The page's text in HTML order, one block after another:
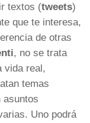
textos (tweets)
que te interesa,
de otras
, no se trata
vida real,
temas
asuntos
Uno podrá